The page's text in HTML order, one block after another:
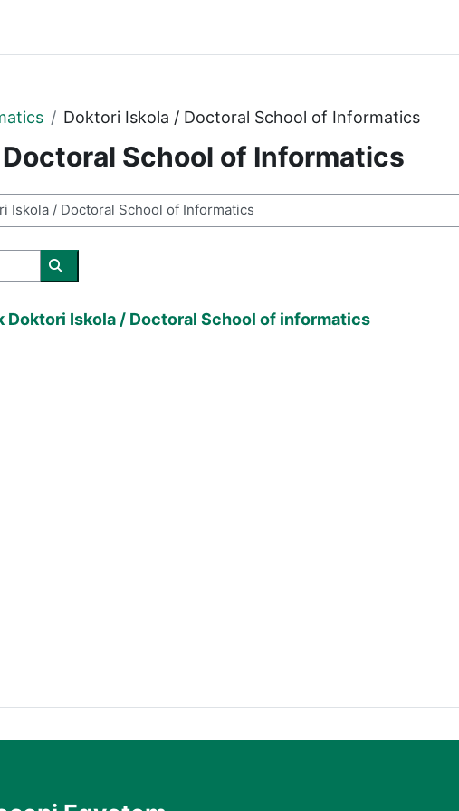
Doktori Iskola / Doctoral School of Informatics
School of Informatics
Caută cursuri
Doktori Iskola / Doctoral School of informatics